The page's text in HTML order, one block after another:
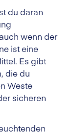
du daran
wenn der
ist eine
Es gibt
die du
Weste
sicheren